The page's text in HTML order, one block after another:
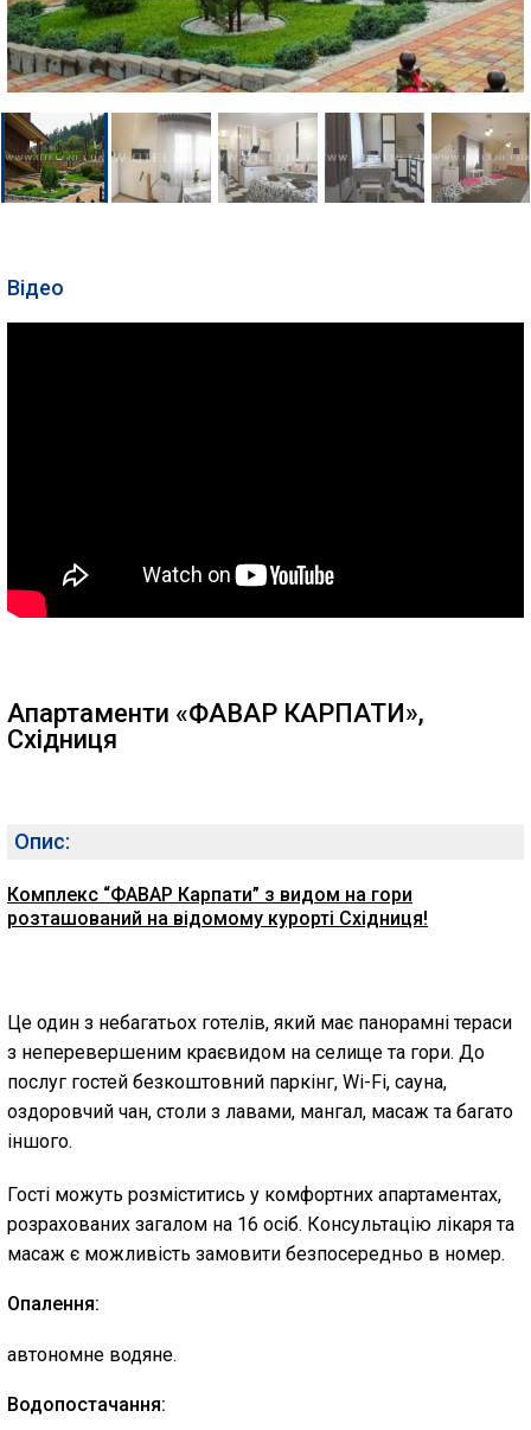
Відео
Апартаменти «ФАВАР КАРПАТИ»,
Східниця
Опис:
Комплекс “ФАВАР Карпати” з видом на гори
розташований на відомому курорті Східниця!
Це один з небагатьох готелів, який має панорамні тераси
з неперевершеним краєвидом на селище та гори. До
послуг гостей безкоштовний паркінг, Wi-Fi, сауна,
оздоровчий чан, столи з лавами, мангал, масаж та багато
іншого.
Гості можуть розміститись у комфортних апартаментах,
розрахованих загалом на 16 осіб. Консультацію лікаря та
масаж є можливість замовити безпосередньо в номер.
Опалення:
автономне водяне.
Водопостачання: